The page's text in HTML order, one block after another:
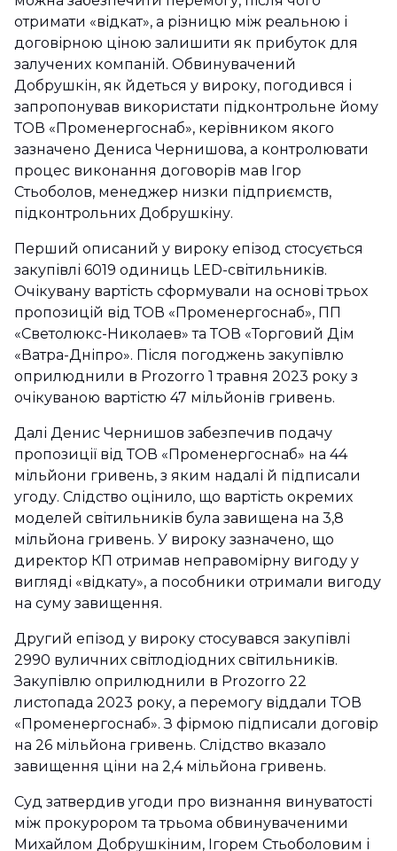
отримати «відкат», а різницю між реальною і
договірною ціною залишити як прибуток для
залучених компаній. Обвинувачений
Добрушкін, як йдеться у вироку, погодився і
запропонував використати підконтрольне йому
ТОВ «Променергоснаб», керівником якого
зазначено Дениса Чернишова, а контролювати
процес виконання договорів мав Ігор
Стьоболов, менеджер низки підприємств,
підконтрольних Добрушкіну.
Перший описаний у вироку епізод стосується
закупівлі 6019 одиниць LED-світильників.
Очікувану вартість сформували на основі трьох
пропозицій від ТОВ «Променергоснаб», ПП
«Светолюкс-Николаев» та ТОВ «Торговий Дім
«Ватра-Дніпро». Після погоджень закупівлю
оприлюднили в Prozorro 1 травня 2023 року з
очікуваною вартістю 47 мільйонів гривень.
Далі Денис Чернишов забезпечив подачу
пропозиції від ТОВ «Променергоснаб» на 44
мільйони гривень, з яким надалі й підписали
угоду. Слідство оцінило, що вартість окремих
моделей світильників була завищена на 3,8
мільйона гривень. У вироку зазначено, що
директор КП отримав неправомірну вигоду у
вигляді «відкату», а пособники отримали вигоду
на суму завищення.
Другий епізод у вироку стосувався закупівлі
2990 вуличних світлодіодних світильників.
Закупівлю оприлюднили в Prozorro 22
листопада 2023 року, а перемогу віддали ТОВ
«Променергоснаб». З фірмою підписали договір
на 26 мільйона гривень. Слідство вказало
завищення ціни на 2,4 мільйона гривень.
Суд затвердив угоди про визнання винуватості
між прокурором та трьома обвинуваченими
Михайлом Добрушкіним, Ігорем Стьоболовим і